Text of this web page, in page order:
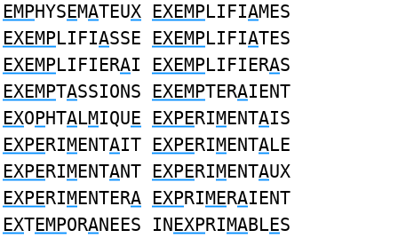
EMPHYSEMATEUX EXEMPLIFIAMES
EXEMPLIFIASSE EXEMPLIFIATES
EXEMPLIFIERAI EXEMPLIFIERAS
EXEMPTASSIONS EXEMPTERAIENT
EXOPHTALMIQUE EXPERIMENTAIS
EXPERIMENTAIT EXPERIMENTALE
EXPERIMENTANT EXPERIMENTAUX
EXPERIMENTERA EXPRIMERAIENT
EXTEMPORANEES INEXPRIMABLES